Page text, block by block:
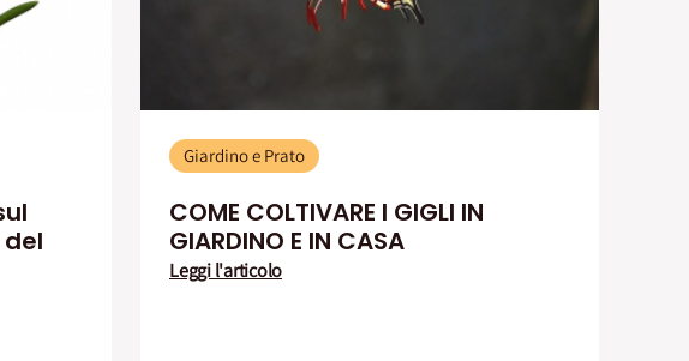
Giardino e Prato
COME COLTIVARE I GIGLI IN
GIARDINO E IN CASA
Leggi l'articolo